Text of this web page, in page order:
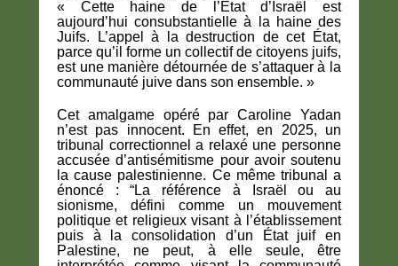
« Cette haine de l’État d’Israël est
aujourd’hui consubstantielle à la haine des
Juifs. L’appel à la destruction de cet État,
parce qu’il forme un collectif de citoyens juifs,
est une manière détournée de s’attaquer à la
communauté juive dans son ensemble. »
Cet amalgame opéré par Caroline Yadan
n’est pas innocent. En effet, en 2025, un
tribunal correctionnel a relaxé une personne
accusée d’antisémitisme pour avoir soutenu
la cause palestinienne. Ce même tribunal a
énoncé : “La référence à Israël ou au
sionisme, défini comme un mouvement
politique et religieux visant à l’établissement
puis à la consolidation d’un État juif en
Palestine, ne peut, à elle seule, être